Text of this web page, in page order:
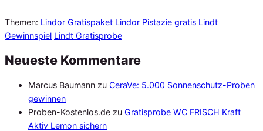
Themen: Lindor Gratispaket Lindor Pistazie gratis Lindt
Gewinnspiel Lindt Gratisprobe
Neueste Kommentare
Marcus Baumann zu CeraVe: 5.000 Sonnenschutz-Proben
gewinnen
Proben-Kostenlos.de zu Gratisprobe WC FRISCH Kraft
Aktiv Lemon sichern